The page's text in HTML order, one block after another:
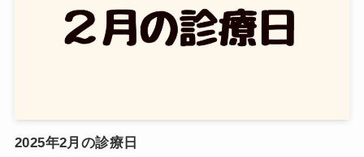
2025年2月の診療日